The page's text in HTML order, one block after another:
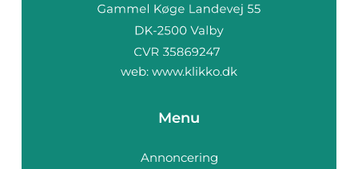
web: www.klikko.dk
Menu
Annoncering